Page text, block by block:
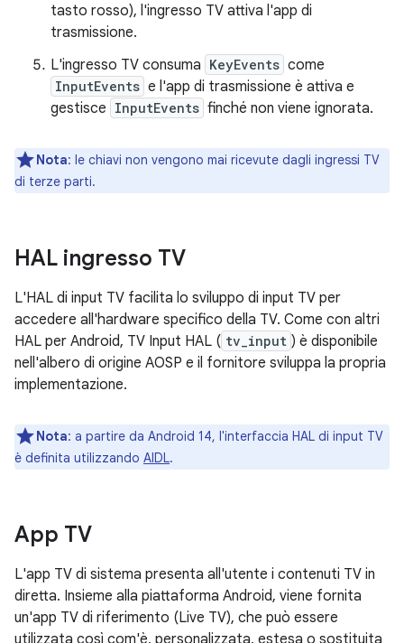
tasto rosso), l'ingresso TV attiva l'app di
trasmissione.
L'ingresso TV consuma KeyEvents come
InputEvents e l'app di trasmissione è attiva e
gestisce InputEvents finché non viene ignorata.
Nota: le chiavi non vengono mai ricevute dagli ingressi TV
di terze parti.
HAL ingresso TV
L'HAL di input TV facilita lo sviluppo di input TV per
accedere all'hardware specifico della TV. Come con altri
HAL per Android, TV Input HAL ( tv_input ) è disponibile
nell'albero di origine AOSP e il fornitore sviluppa la propria
implementazione.
Nota: a partire da Android 14, l'interfaccia HAL di input TV
è definita utilizzando AIDL.
App TV
L'app TV di sistema presenta all'utente i contenuti TV in
diretta. Insieme alla piattaforma Android, viene fornita
un'app TV di riferimento (Live TV), che può essere